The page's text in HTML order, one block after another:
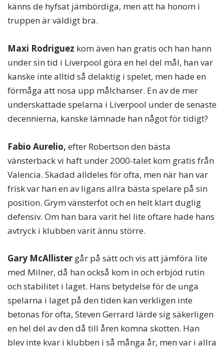
känns de hyfsat jämbördiga, men att ha honom i
truppen är väldigt bra.
Maxi Rodriguez kom även han gratis och han hann
under sin tid i Liverpool göra en hel del mål, han var
kanske inte alltid så delaktig i spelet, men hade en
förmåga att nosa upp målchanser. En av de mer
underskattade spelarna i Liverpool under de senaste
decennierna, kanske lämnade han något för tidigt?
Fabio Aurelio, efter Robertson den bästa
vänsterback vi haft under 2000-talet kom gratis från
Valencia. Skadad alldeles för ofta, men när han var
frisk var han en av ligans allra bästa spelare på sin
position. Grym vänsterfot och en helt klart duglig
defensiv. Om han bara varit hel lite oftare hade hans
avtryck i klubben varit ännu större.
Gary McAllister går på sätt och vis att jämföra lite
med Milner, då han också kom in och erbjöd rutin
och stabilitet i laget. Hans betydelse för de unga
spelarna i laget på den tiden kan verkligen inte
betonas för ofta, Steven Gerrard lärde sig säkerligen
en hel del av den då till åren komna skotten. Han
blev inte kvar i klubben i så många år, men var i allra